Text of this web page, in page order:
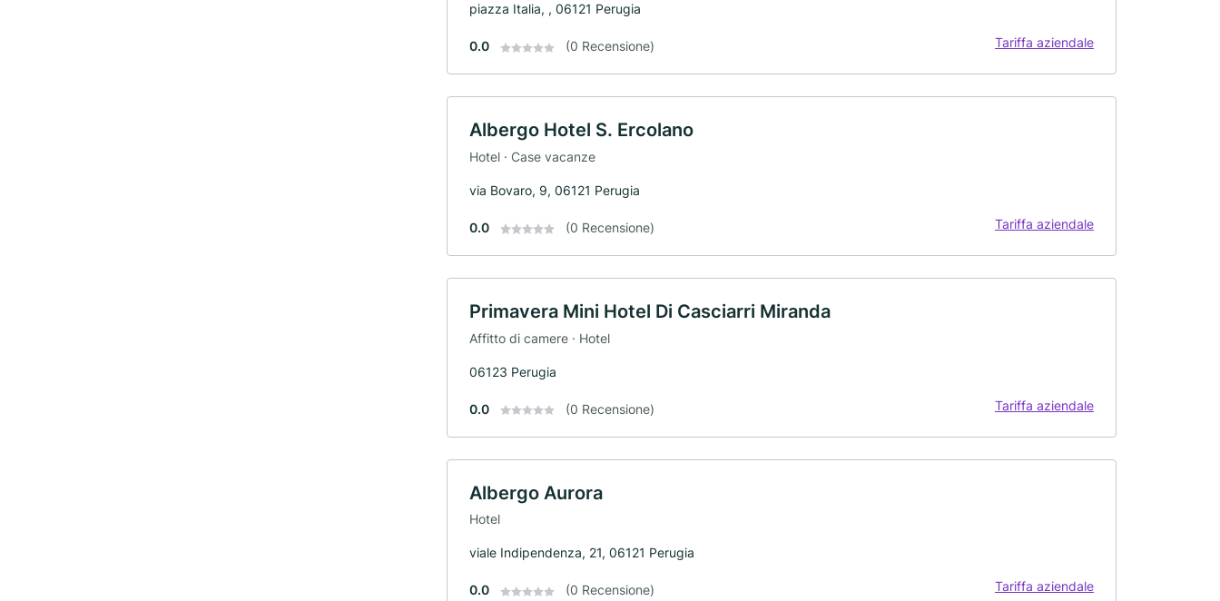
piazza Italia, , 06121 Perugia
0.0 (0 Recensione) Tariffa aziendale
Albergo Hotel S. Ercolano
Hotel · Case vacanze
via Bovaro, 9, 06121 Perugia
0.0 (0 Recensione) Tariffa aziendale
Primavera Mini Hotel Di Casciarri Miranda
Affitto di camere · Hotel
06123 Perugia
0.0 (0 Recensione) Tariffa aziendale
Albergo Aurora
Hotel
viale Indipendenza, 21, 06121 Perugia
0.0 (0 Recensione) Tariffa aziendale